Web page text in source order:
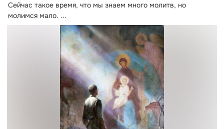
Сейчас такое время, что мы знаем много молитв, но
молимся мало. ...